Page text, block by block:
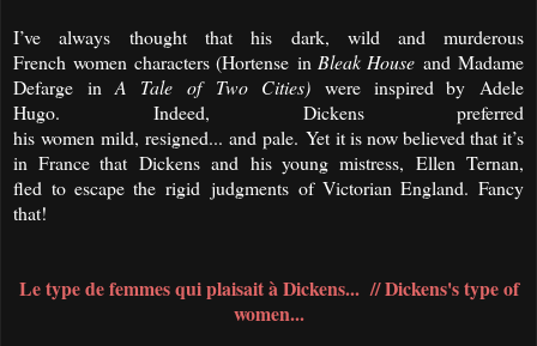
I’ve always
thought that his dark, wild and murderous
French women characters(Hortense in Bleak House and Madame
Defarge in A Tale of Two Cities) were inspired by
Adele
Hugo.Indeed, Dickens preferred
his women mild,resigned... and pale. Yet it is now believed that it’s
in France that Dickens and his young mistress, Ellen Ternan,
fledto escape the rigid judgments of Victorian England. Fancy
that!
Le type de femmes qui plaisait à Dickens... // Dickens's type of
women...